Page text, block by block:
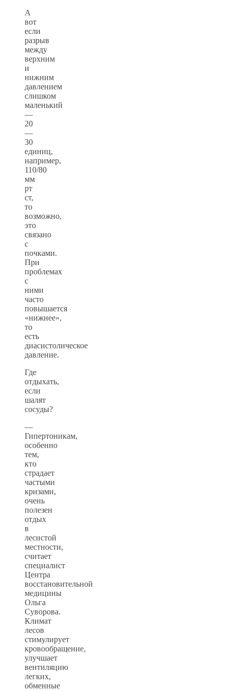
А
вот
если
разрыв
между
верхним
и
нижним
давлением
слишком
маленький
—
20
—
30
единиц,
например,
110/80
мм
рт
ст,
то
возможно,
это
связано
с
почками.
При
проблемах
с
ними
часто
повышается
«нижнее»,
то
есть
диасистолическое
давление.
Где
отдыхать,
если
шалят
сосуды?
—
Гипертоникам,
особенно
тем,
кто
страдает
частыми
кризами,
очень
полезен
отдых
в
лесистой
местности,
считает
специалист
Центра
восстановительной
медицины
Ольга
Суворова.
Климат
лесов
стимулирует
кровообращение,
улучшает
вентиляцию
легких,
обменные